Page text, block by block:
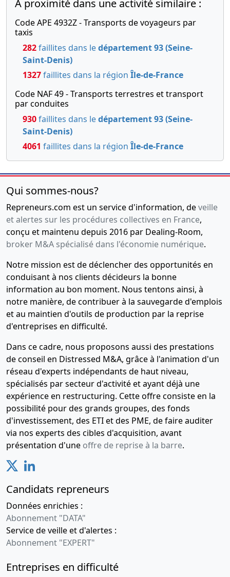
A proximité dans une activité similaire :
Code APE 4932Z - Transports de voyageurs par
taxis
282faillites dans ledépartement 93 (Seine-
Saint-Denis)
1327faillites dans la région Île-de-France
Code NAF 49 - Transports terrestres et transport
par conduites
930faillites dans ledépartement 93 (Seine-
Saint-Denis)
4061 faillites dans la région Île-de-France
Qui sommes-nous?
Repreneurs.com est un service d'information, deveille
et alertes sur les procédures collectives en France,
conçu et maintenu depuis 2016 par Dealing-Room,
broker M&A spécialisé dans l'économie numérique.
Notre mission est de déclencher des opportunités en
conduisant à nos clients décideurs la bonne
information au bon moment. Nous tentons ainsi, à
notre manière, de contribuer à la sauvegarde d'emplois
et au maintien d'outils de production par la reprise
d'entreprises en difficulté.
Dans ce cadre, nous proposons aussi des prestations
de conseil en Distressed M&A, grâce à l'animation d'un
réseau d'experts indépendants de haut niveau,
spécialisés par secteur d'activité et ayant déjà une
expérience en restructuring. Cette offre consiste en la
possibilité pour des grands groupes, des fonds
d'investissement, des ETI et des PME, de faire auditer
via nos experts des cibles d'acquisition, avant
présentation d'une offre de reprise à la barre.
Candidats repreneurs
Données enrichies :
Abonnement "DATA"
Service de veille et d'alertes :
Abonnement "EXPERT"
Entreprises en difficulté